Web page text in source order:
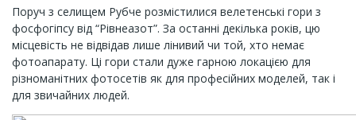
Поруч з селищем Рубче розмістилися велетенські гори з
фосфогіпсу від “Рівнеазот”. За останні декілька років, цю
місцевість не відвідав лише лінивий чи той, хто немає
фотоапарату. Ці гори стали дуже гарною локацією для
різноманітних фотосетів як для професійних моделей, так і
для звичайних людей.